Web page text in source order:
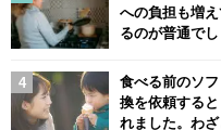
への負担も増
るのが普通でし
食べる前のソ
換を依頼する
れました。わ